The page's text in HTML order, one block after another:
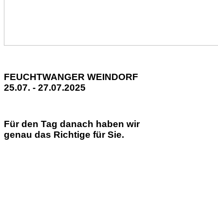
FEUCHTWANGER WEINDORF
25.07. - 27.07.2025
Für den Tag danach haben wir
genau das Richtige für Sie.